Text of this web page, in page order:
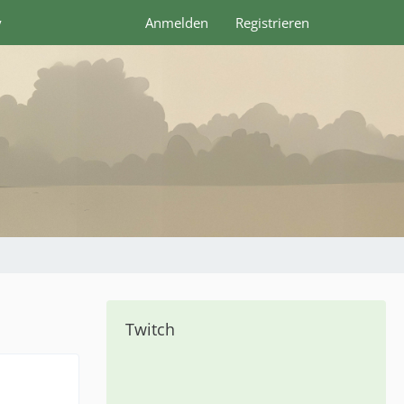
Anmelden Registrieren
Twitch